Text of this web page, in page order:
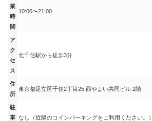
業
時
間
10:00〜21:00
ア
ク
セ
ス
北千住駅から徒歩3分
住
所
東京都足立区千住2丁目25 西やよい共同ビル 2階
駐
車 なし（近隣のコインパーキングをご利用ください。）